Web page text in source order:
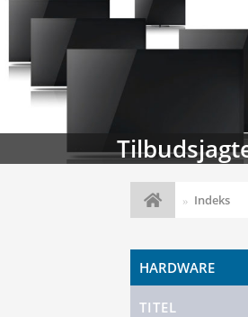
Streaming-
Indeks
HARDWARE
TITEL